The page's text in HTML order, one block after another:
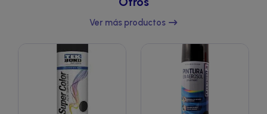
Ver más productos